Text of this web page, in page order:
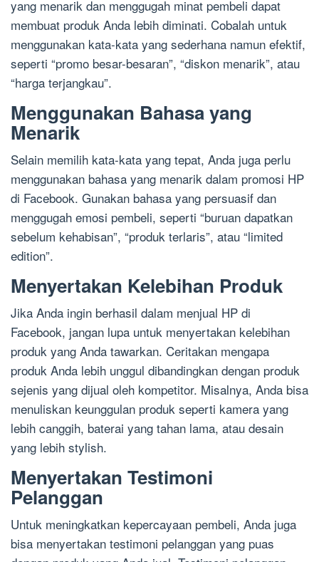
yang menarik dan menggugah minat pembeli dapat
membuat produk Anda lebih diminati. Cobalah untuk
menggunakan kata-kata yang sederhana namun efektif,
seperti “promo besar-besaran”, “diskon menarik”, atau
“harga terjangkau”.
Menggunakan Bahasa yang
Menarik
Selain memilih kata-kata yang tepat, Anda juga perlu
menggunakan bahasa yang menarik dalam promosi HP
di Facebook. Gunakan bahasa yang persuasif dan
menggugah emosi pembeli, seperti “buruan dapatkan
sebelum kehabisan”, “produk terlaris”, atau “limited
edition”.
Menyertakan Kelebihan Produk
Jika Anda ingin berhasil dalam menjual HP di
Facebook, jangan lupa untuk menyertakan kelebihan
produk yang Anda tawarkan. Ceritakan mengapa
produk Anda lebih unggul dibandingkan dengan produk
sejenis yang dijual oleh kompetitor. Misalnya, Anda bisa
menuliskan keunggulan produk seperti kamera yang
lebih canggih, baterai yang tahan lama, atau desain
yang lebih stylish.
Menyertakan Testimoni
Pelanggan
Untuk meningkatkan kepercayaan pembeli, Anda juga
bisa menyertakan testimoni pelanggan yang puas